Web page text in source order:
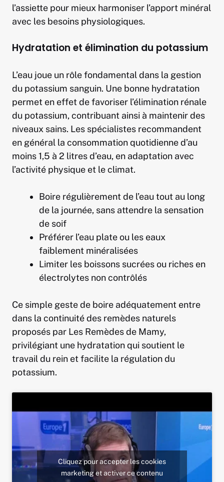
l’assiette pour mieux harmoniser l’apport minéral
avec les besoins physiologiques.
Hydratation et élimination du potassium
L’eau joue un rôle fondamental dans la gestion
du potassium sanguin. Une bonne hydratation
permet en effet de favoriser l’élimination rénale
du potassium, contribuant ainsi à maintenir des
niveaux sains. Les spécialistes recommandent
en général la consommation quotidienne d’au
moins 1,5 à 2 litres d’eau, en adaptation avec
l’activité physique et le climat.
Boire régulièrement de l’eau tout au long
de la journée, sans attendre la sensation
de soif
Préférer l’eau plate ou les eaux
faiblement minéralisées
Limiter les boissons sucrées ou riches en
électrolytes non contrôlés
Ce simple geste de boire adéquatement entre
dans la continuité des remèdes naturels
proposés par Les Remèdes de Mamy,
privilégiant une hydratation qui soutient le
travail du rein et facilite la régulation du
potassium.
Cliquez pour accepter les cookies
marketing et activer ce contenu